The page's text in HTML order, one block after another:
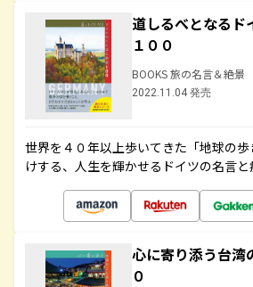
道しるべとなるド
１００
BOOKS 旅の名言＆絶景
2022.11.04 発売
世界を４０年以上歩いてきた「地球の
けする、人生を輝かせるドイツの名言
心に寄り添う台湾
０